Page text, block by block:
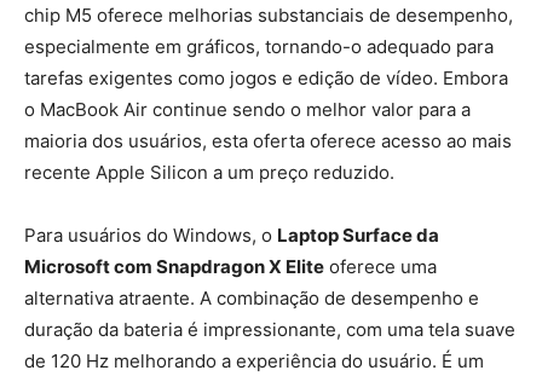
chip M5 oferece melhorias substanciais de desempenho,
especialmente em gráficos, tornando-o adequado para
tarefas exigentes como jogos e edição de vídeo. Embora
o MacBook Air continue sendo o melhor valor para a
maioria dos usuários, esta oferta oferece acesso ao mais
recente Apple Silicon a um preço reduzido.
Para usuários do Windows, o Laptop Surface da
Microsoft com Snapdragon X Elite oferece uma
alternativa atraente. A combinação de desempenho e
duração da bateria é impressionante, com uma tela suave
de 120 Hz melhorando a experiência do usuário. É um